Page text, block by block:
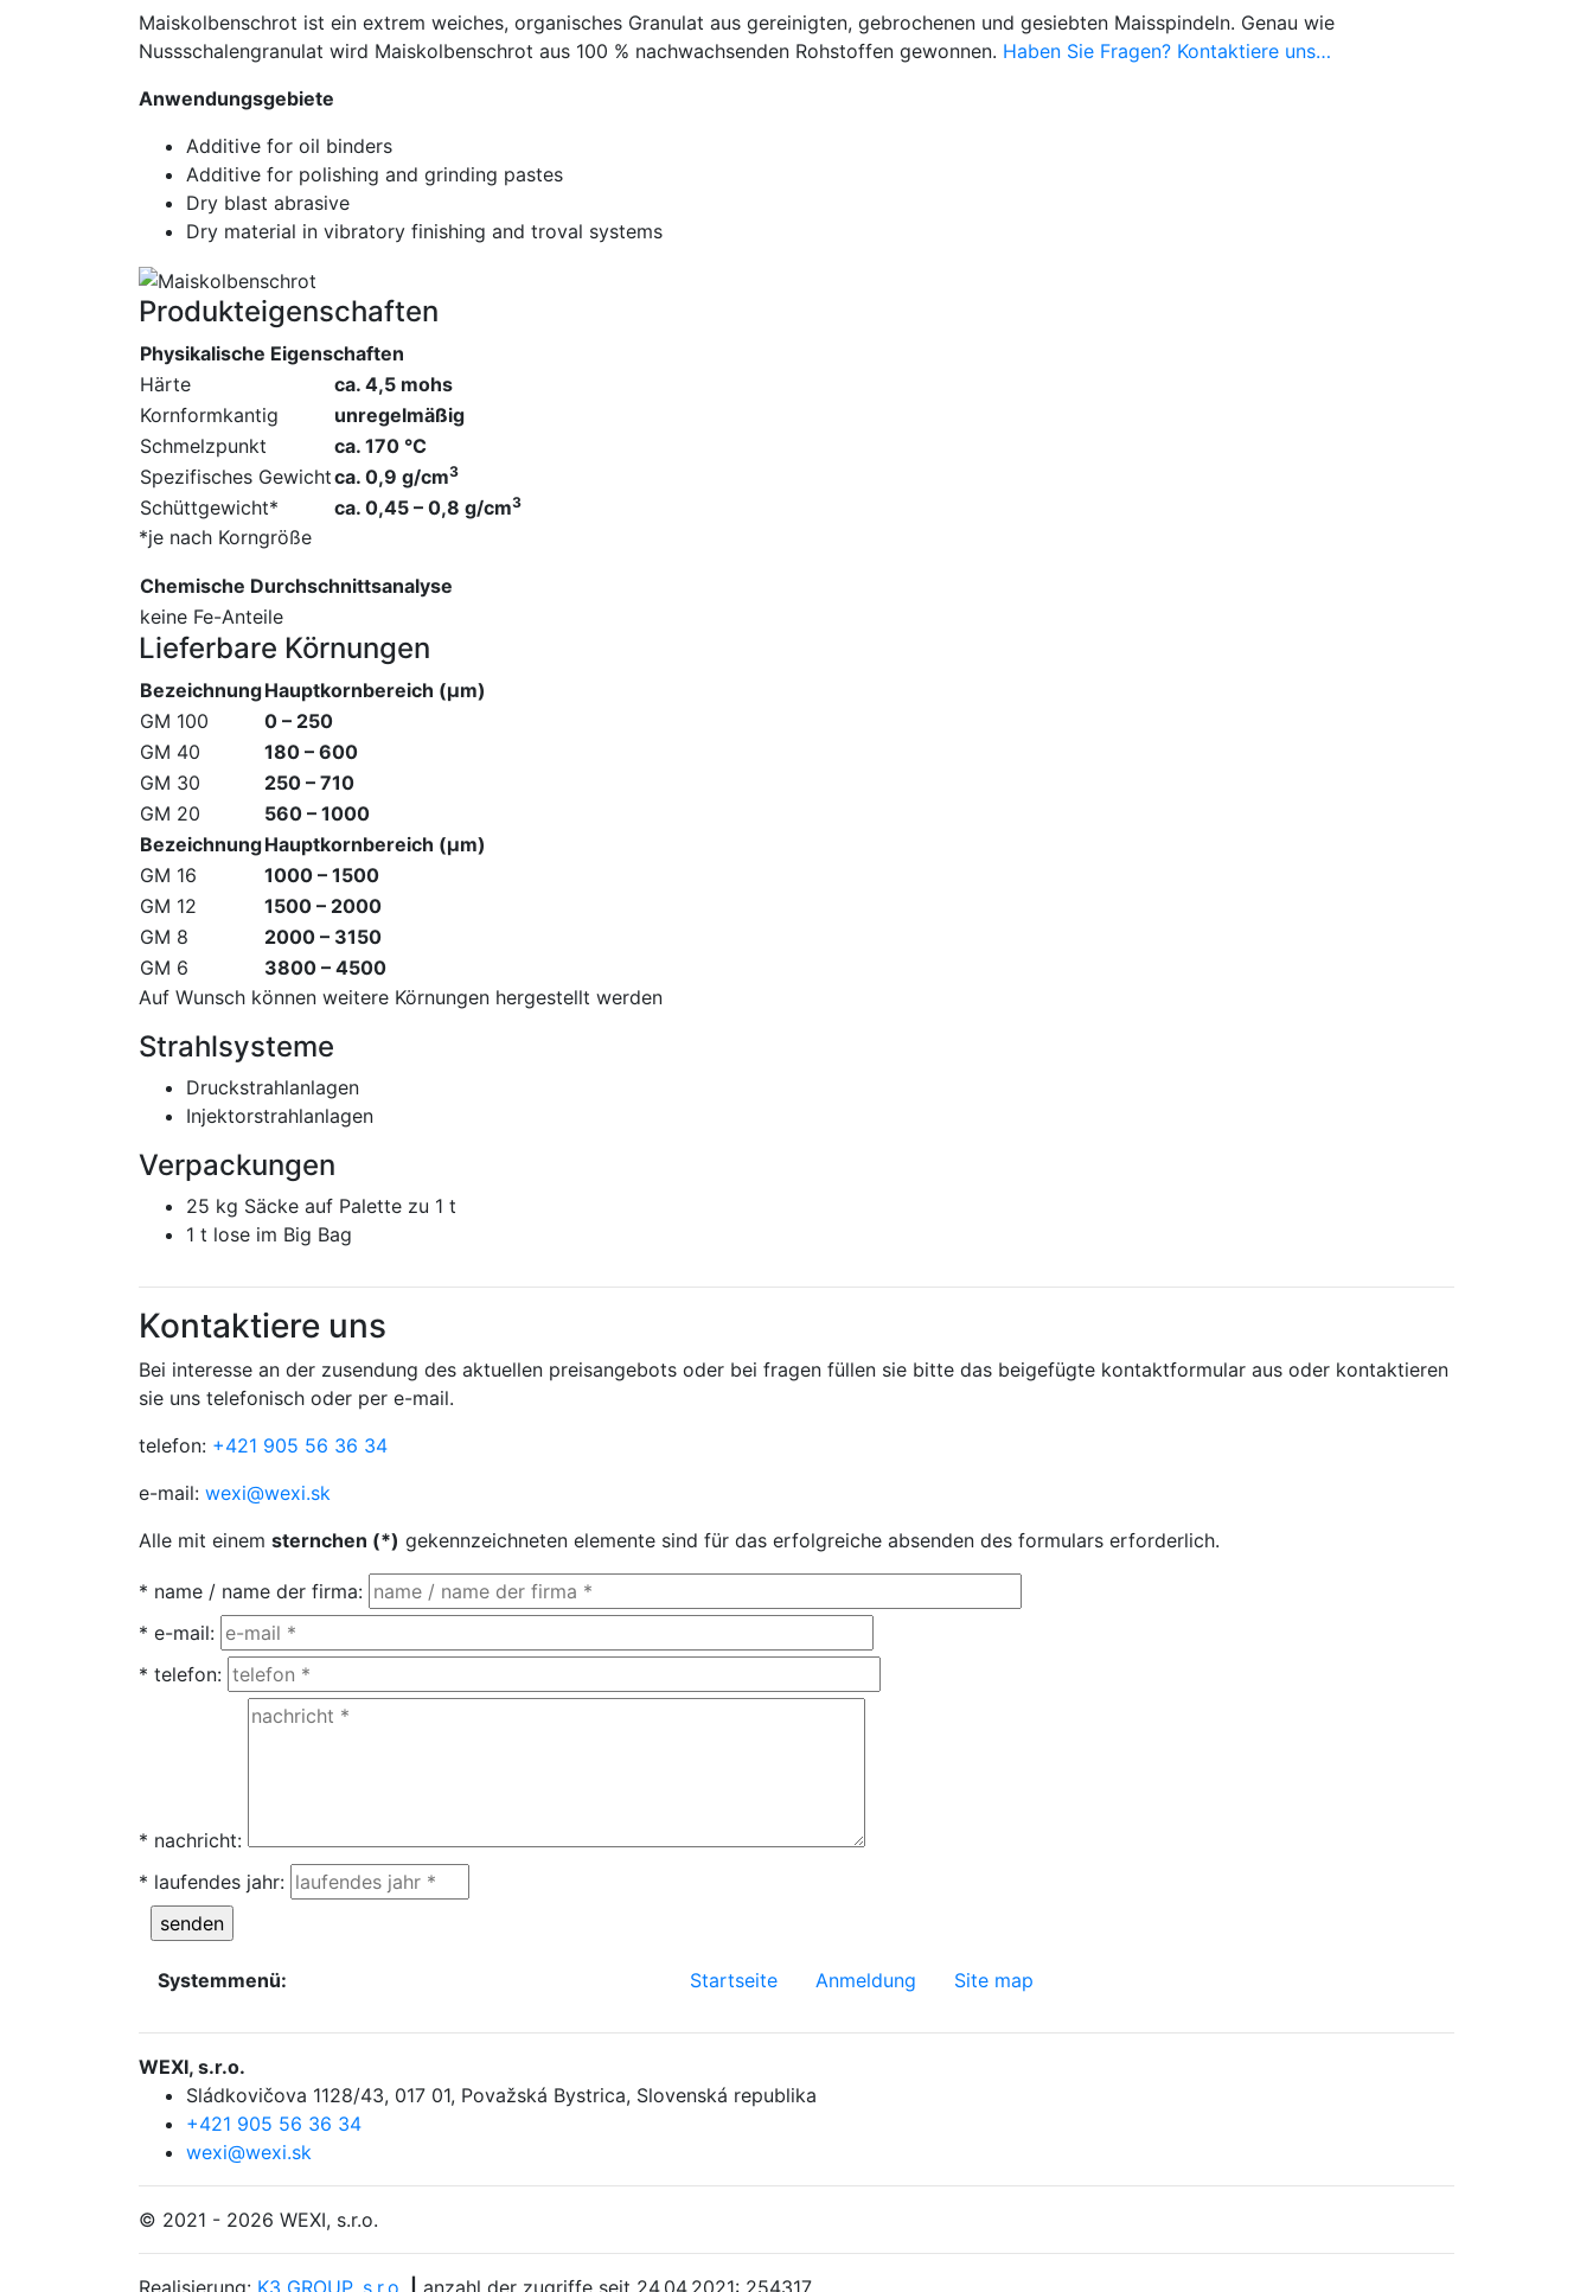
Maiskolbenschrot ist ein extrem weiches, organisches Granulat aus gereinigten, gebrochenen und gesiebten Maisspindeln. Genau wie
Nussschalengranulat wird Maiskolbenschrot aus 100 % nachwachsenden Rohstoffen gewonnen. Haben Sie Fragen? Kontaktiere uns…
Anwendungsgebiete
Additive for oil binders
Additive for polishing and grinding pastes
Dry blast abrasive
Dry material in vibratory finishing and troval systems
Produkteigenschaf­ten
Physikalische Eigenschaften
Härte
ca. 4,5 mohs
Kornformkantig
unregelmäßig
Schmelzpunkt
ca. 170 °C
Spezifisches Gewichtca. 0,9 g/cm3
Schüttgewicht* ca. 0,45 – 0,8 g/cm3
*je nach Korngröße
Chemische Durchschnittsa­nalyse
keine Fe-Anteile
Lieferbare Körnungen
BezeichnungHauptkornbereich (µm)
GM 100
0 – 250
GM 40
180 – 600
GM 30
250 – 710
GM 20
560 – 1000
BezeichnungHauptkornbereich (µm)
GM 16
1000 – 1500
GM 12
1500 – 2000
GM 8
2000 – 3150
GM 6
3800 – 4500
Auf Wunsch können weitere Körnungen hergestellt werden
Strahlsysteme
Druckstrahlanlagen
Injektorstrah­lanlagen
Verpackungen
25 kg Säcke auf Palette zu 1 t
1 t lose im Big Bag
Kontaktiere uns
Bei interesse an der zusendung des aktuellen preisangebots oder bei fragen füllen sie bitte das beigefügte kontaktformular aus oder kontaktieren
sie uns telefonisch oder per e-mail.
telefon: +421 905 56 36 34
e-mail: wexi@wexi.sk
Alle mit einem sternchen (*) gekennzeichneten elemente sind für das erfolgreiche absenden des formulars erforderlich.
* name / name der firma:
* e-mail:
* telefon:
* nachricht:
* laufendes jahr:
Systemmenü: Startseite Anmeldung Site map
WEXI, s.r.o.
Sládkovičova 1128/43, 017 01, Považská Bystrica, Slovenská republika
+421 905 56 36 34
wexi@wexi.sk
© 2021 - 2026 WEXI, s.r.o.
Realisierung: K3 GROUP, s.r.o. anzahl der zugriffe seit 24.04.2021: 254317